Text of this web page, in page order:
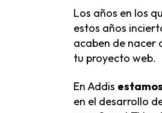
Los años en los
estos años
acaben de nacer
tu proyecto web.
En Addis
en el desarrollo